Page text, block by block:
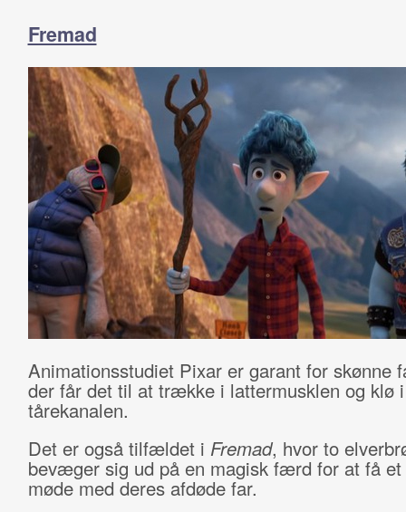
Fremad
Animationsstudiet Pixar er garant for skønne
der får det til at trække i lattermusklen og klø i
tårekanalen.
Det er også tilfældet i Fremad, hvor to
bevæger sig ud på en magisk færd for at få et
møde med deres afdøde far.